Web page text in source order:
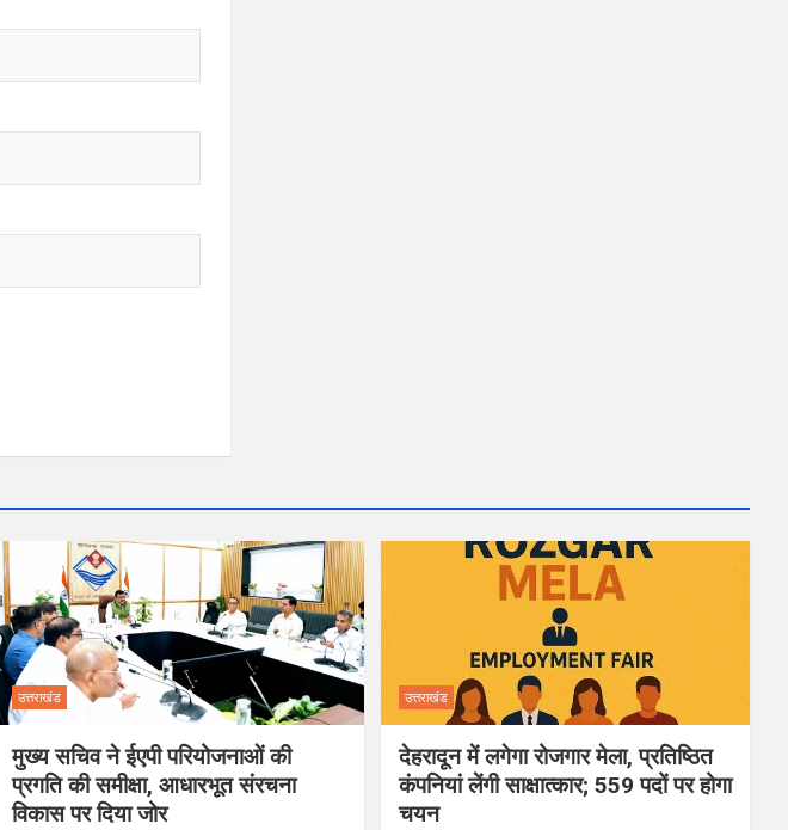
उत्तराखंड
मुख्य सचिव ने ईएपी परियोजनाओं की
प्रगति की समीक्षा, आधारभूत संरचना
विकास पर दिया जोर
उत्तराखंड
देहरादून में लगेगा रोजगार मेला, प्रतिष्ठित
कंपनियां लेंगी साक्षात्कार; 559 पदों पर होगा
चयन